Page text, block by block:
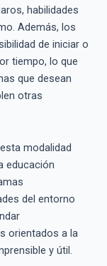
habilidades
Además, los
de iniciar o
tiempo, lo que
que desean
otras
modalidad
educación
del entorno
orientados a la
y útil.